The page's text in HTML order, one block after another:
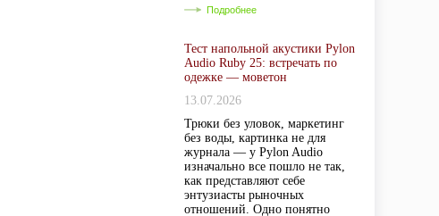
Подробнее
Тест напольной акустики Pylon
Audio Ruby 25: встречать по
одежке — моветон
13.07.2026
Трюки без уловок, маркетинг
без воды, картинка не для
журнала — у Pylon Audio
изначально все пошло не так,
как представляют себе
энтузиасты рыночных
отношений. Одно понятно